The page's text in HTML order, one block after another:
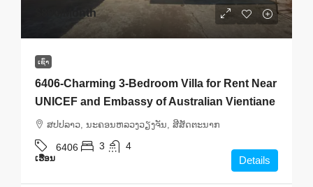
/Month
ເຊົ່າ
6406-Charming 3-Bedroom Villa for Rent Near
UNICEF and Embassy of Australian Vientiane
ສ​ປ​ປ​ລາວ, ນະຄອນຫລວງວຽງຈັນ, ສີສັດຕະນາກ
6406 3 4
ເຮືອນ Details